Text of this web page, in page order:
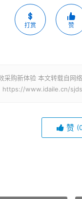
打赏 赞
采购新体验 本文转载自
https://www.idaile.cn/
赞